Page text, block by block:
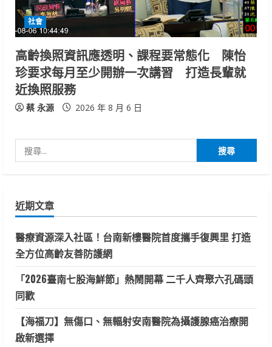
社會
高齡換照資訊應透明、課程要常態化 陳怡
珍要求每月至少開辦一次講習 打造長輩就
近換照服務
蔡 永源 2026 年 8 月 6 日
尋
字:
近期文章
醫療資源深入社區！台南新樓醫院首度攜手復興里 打造
全方位高齡友善防護網
「2026臺南七股海鮮節」熱鬧開幕 二千人齊聚六孔碼頭
同歡
【海福刀】無傷口、無輻射安南醫院為攝護腺癌治療開
啟新選擇